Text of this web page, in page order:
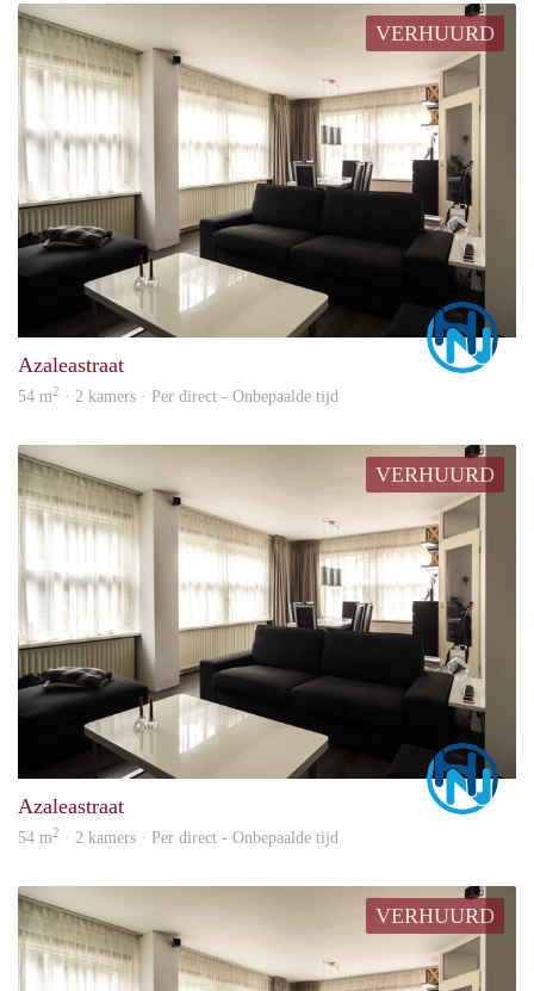
VERHUURD
Azaleastraat
54 m2 · 2 kamers · Per direct - Onbepaalde tijd
VERHUURD
Azaleastraat
54 m2 · 2 kamers · Per direct - Onbepaalde tijd
VERHUURD